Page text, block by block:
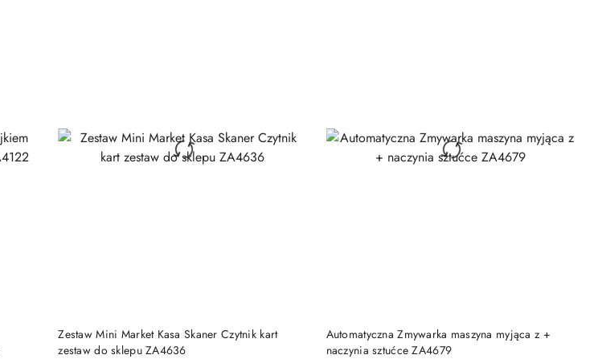
Zestaw Mini Market Kasa Skaner Czytnik kart
zestaw do sklepu ZA4636
DO KOSZYKA
Automatyczna Zmywarka maszyna myjąca z +
naczynia sztućce ZA4679
DO KOSZYKA